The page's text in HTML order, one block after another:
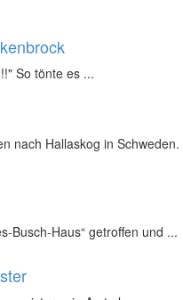
So tönte es ...
nach Hallaskog in Schweden.
Busch-Haus“ getroffen und ...